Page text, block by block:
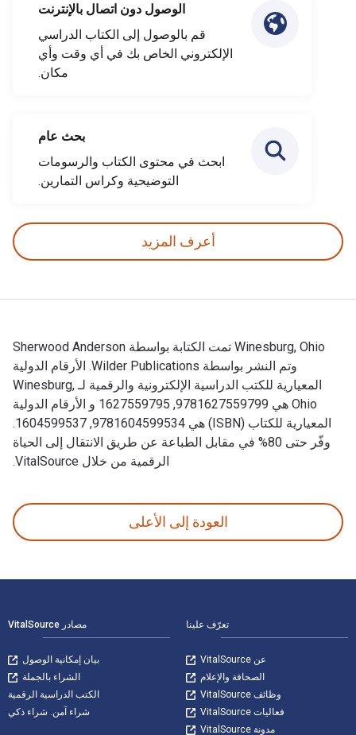
الوصول دون اتصال بالإنترنت
قم بالوصول إلى الكتاب الدراسي
الإلكتروني الخاص بك في أي وقت وأي
مكان.
بحث عام
ابحث في محتوى الكتاب والرسومات
التوضيحية وكراس التمارين.
أعرف المزيد
Winesburg, Ohio تمت الكتابة بواسطة Sherwood Anderson
وتم النشر بواسطة Wilder Publications. الأرقام الدولية
المعيارية للكتب الدراسية الإلكترونية والرقمية لـ Winesburg,
Ohio هي 9781627559799, 1627559795 و الأرقام الدولية
المعيارية للكتاب (ISBN) هي 9781604599534, 1604599537.
وفّر حتى 80% في مقابل الطباعة عن طريق الانتقال إلى الحياة
الرقمية من خلال VitalSource.
العودة إلى الأعلى
تعرّف علينا
عن VitalSource
الصحافة والإعلام
وظائف VitalSource
فعاليات VitalSource
مدونة VitalSource
مصادر VitalSource
بيان إمكانية الوصول
الشراء بالجملة
الكتب الدراسية الرقمية
شراء آمن. شراء ذكي